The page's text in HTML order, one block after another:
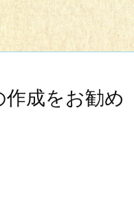
成をお勧め